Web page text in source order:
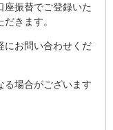
座振替でご登録いた
きます。
にお問い合わせくだ
場合がございます